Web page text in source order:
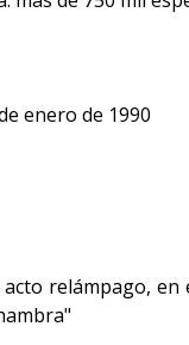
enero de 1990
relámpago,